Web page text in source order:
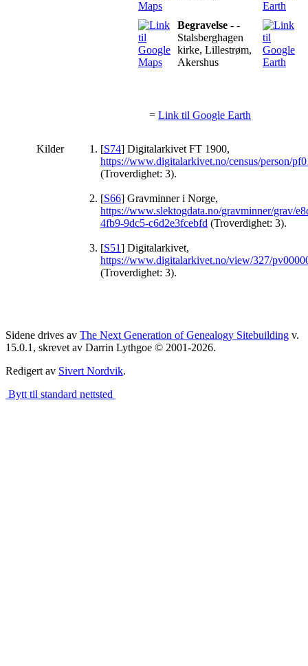
Begravelse - -
Stalsberghagen
kirke, Lillestrøm,
Akershus
= Link til Google Earth
Kilder [S74] Digitalarkivet FT 1900,
https://www.digitalarkivet.no/census/person/
(Troverdighet: 3).
[S66] Gravminner i Norge,
https://www.slektogdata.no/gravminner/grav/
4fb9-9dc5-c6d2e3fcebfd (Troverdighet: 3).
[S51] Digitalarkivet,
https://www.digitalarkivet.no/view/327/
(Troverdighet: 3).
Sidene drives av The Next Generation of Genealogy Sitebuilding v.
15.0.1, skrevet av Darrin Lythgoe © 2001-2026.
Redigert av Sivert Nordvik.
Bytt til standard nettsted